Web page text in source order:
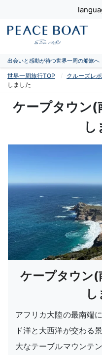
出会いと感動が待つ世界一周の船旅へ
世界一周旅行TOP クルーズレ
しました
ケープタウン(
し
ケープタウン
アフリカ大陸の最南端
ド洋と大西洋が交わる
大なテーブルマウンテ